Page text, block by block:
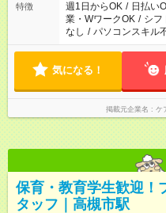
特徴 週1日からOK / 日払い
業・WワークOK / シフ
なし / パソコンスキル
気になる！
掲載元企業名 ケ
保育・教育学生歓迎！
タッフ｜高槻市駅